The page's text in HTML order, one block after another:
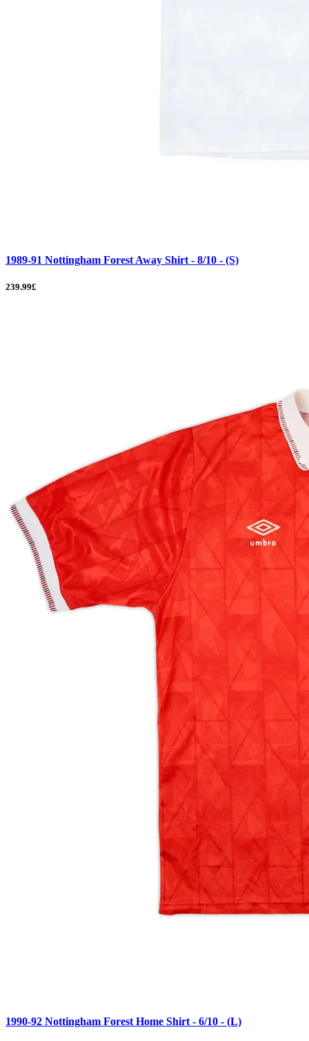
1989-91 Nottingham Forest Away Shirt - 8/10 - (S)
239.99£
1990-92 Nottingham Forest Home Shirt - 6/10 - (L)